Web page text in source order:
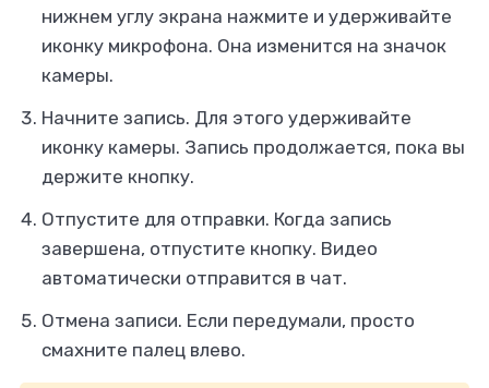
нижнем углу экрана нажмите и удерживайте
иконку микрофона. Она изменится на значок
камеры.
Начните запись. Для этого удерживайте
иконку камеры. Запись продолжается, пока вы
держите кнопку.
Отпустите для отправки. Когда запись
завершена, отпустите кнопку. Видео
автоматически отправится в чат.
Отмена записи. Если передумали, просто
смахните палец влево.